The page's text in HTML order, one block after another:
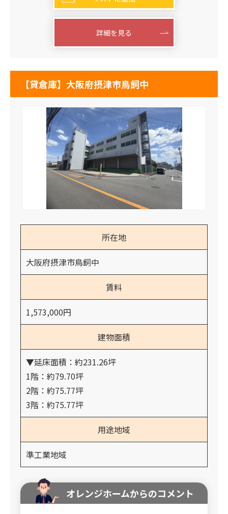
詳細を見る
【貸倉庫】大阪府摂津市鳥飼中
所在地
大阪府摂津市鳥飼中
賃料
1,573,000円
建物面積
▼延床面積：約231.26坪
1階：約79.70坪
2階：約75.77坪
3階：約75.77坪
用途地域
準工業地域
オレンジホームからのコメント